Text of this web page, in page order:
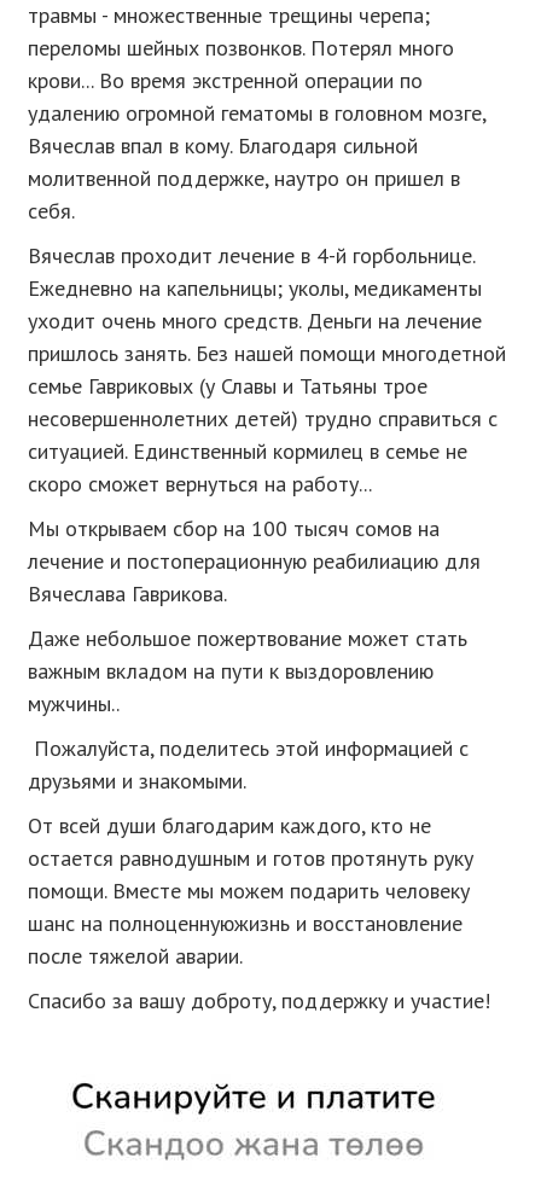
травмы - множественные трещины черепа;
переломы шейных позвонков. Потерял много
крови... Во время экстренной операции по
удалению огромной гематомы в головном мозге,
Вячеслав впал в кому. Благодаря сильной
молитвенной поддержке, наутро он пришел в
себя.
Вячеслав проходит лечение в 4-й горбольнице.
Ежедневно на капельницы; уколы, медикаменты
уходит очень много средств. Деньги на лечение
пришлось занять. Без нашей помощи многодетной
семье Гавриковых (у Славы и Татьяны трое
несовершеннолетних детей) трудно справиться с
ситуацией. Единственный кормилец в семье не
скоро сможет вернуться на работу...
Мы открываем сбор на 100 тысяч сомов на
лечение и постоперационную реабилиацию для
Вячеслава Гаврикова.
Даже небольшое пожертвование может стать
важным вкладом на пути к выздоровлению
мужчины..
Пожалуйста, поделитесь этой информацией с
друзьями и знакомыми.
От всей души благодарим каждого, кто не
остается равнодушным и готов протянуть руку
помощи. Вместе мы можем подарить человеку
шанс на полноценнуюжизнь и восстановление
после тяжелой аварии.
Спасибо за вашу доброту, поддержку и участие!